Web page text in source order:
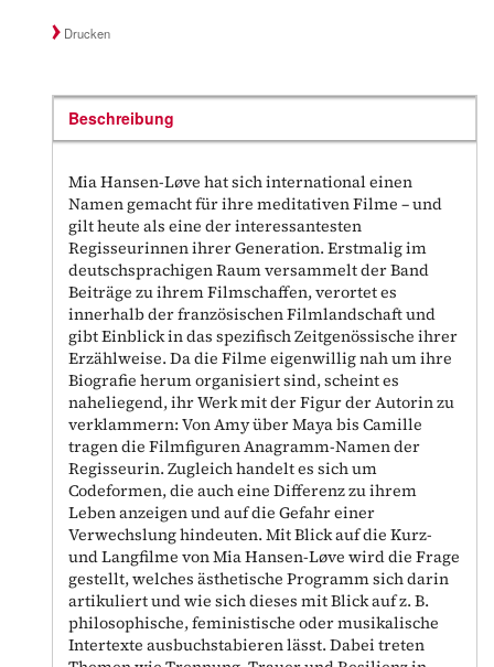
Drucken
Beschreibung
Mia Hansen-Løve hat sich international einen
Namen gemacht für ihre meditativen Filme – und
gilt heute als eine der interessantesten
Regisseurinnen ihrer Generation. Erstmalig im
deutschsprachigen Raum versammelt der Band
Beiträge zu ihrem Filmschaffen, verortet es
innerhalb der französischen Filmlandschaft und
gibt Einblick in das spezifisch Zeitgenössische ihrer
Erzählweise. Da die Filme eigenwillig nah um ihre
Biografie herum organisiert sind, scheint es
naheliegend, ihr Werk mit der Figur der Autorin zu
verklammern: Von Amy über Maya bis Camille
tragen die Filmfiguren Anagramm-Namen der
Regisseurin. Zugleich handelt es sich um
Codeformen, die auch eine Differenz zu ihrem
Leben anzeigen und auf die Gefahr einer
Verwechslung hindeuten. Mit Blick auf die Kurz-
und Langfilme von Mia Hansen-Løve wird die Frage
gestellt, welches ästhetische Programm sich darin
artikuliert und wie sich dieses mit Blick auf z. B.
philosophische, feministische oder musikalische
Intertexte ausbuchstabieren lässt. Dabei treten